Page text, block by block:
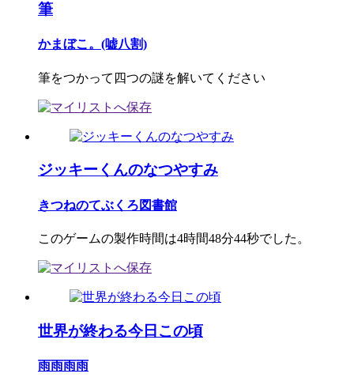
筆
かまぼこ。(嘘八割)
筆をつかって四つの謎を解いてください
ジッキーくんのなつやすみ
きつねのてぶくろ図書館
このゲームの製作時間は4時間48分44秒でした。
世界が終わる今日この頃
雨雨雨雨